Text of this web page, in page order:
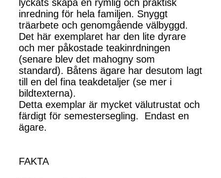
lyckats skapa en rymlig och praktisk
inredning för hela familjen. Snyggt
träarbete och genomgående välbyggd.
Det här exemplaret har den lite dyrare
och mer påkostade teakinrdningen
(senare blev det mahogny som
standard). Båtens ägare har desutom lagt
till en del fina teakdetaljer (se mer i
bildtexterna).
Detta exemplar är mycket välutrustat och
färdigt för semestersegling. Endast en
ägare.
FAKTA